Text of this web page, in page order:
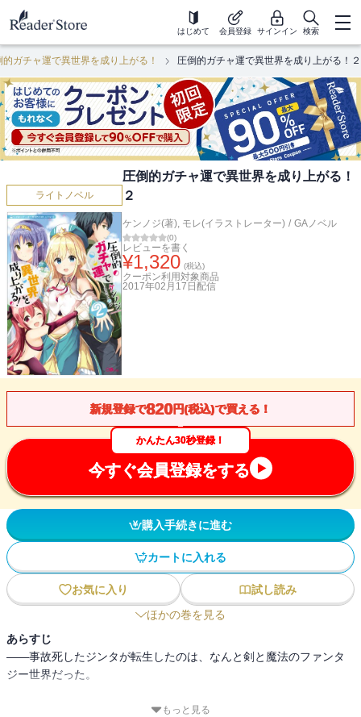
はじめて 会員登録 サインイン 検索
的ガチャ運で異世界を成り上がる！ 圧倒的ガチャ運で異世界を成り上がる！２
ライトノベル
圧倒的ガチャ運で異世界を成り上がる！
２
ケンノジ(著), モレ(イラストレーター) / GAノベル
(0)
レビューを書く
¥1,320 (税込)
クーポン利用対象商品
2017年02月17日 配信
新規登録で820円(税込)で買える！
かんたん30秒登録！
今すぐ会員登録をする
購入手続きに進む
カートに入れる
お気に入り
試し読み
ほかの巻を見る
あらすじ
――事故死したジンタが転生したのは、なんと剣と魔法のファンタ
ジー世界だった。
そして、転生した直後、この世界においては本来「９９」が最大の
もっと見る